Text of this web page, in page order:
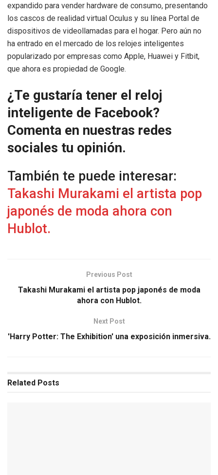
expandido para vender hardware de consumo, presentando
los cascos de realidad virtual Oculus y su línea Portal de
dispositivos de videollamadas para el hogar. Pero aún no
ha entrado en el mercado de los relojes inteligentes
popularizado por empresas como Apple, Huawei y Fitbit,
que ahora es propiedad de Google.
¿Te gustaría tener el reloj
inteligente de Facebook?
Comenta en nuestras redes
sociales tu opinión.
También te puede interesar:
Takashi Murakami el artista pop
japonés de moda ahora con
Hublot.
Previous Post
Takashi Murakami el artista pop japonés de moda
ahora con Hublot.
Next Post
'Harry Potter: The Exhibition' una exposición inmersiva.
Related Posts